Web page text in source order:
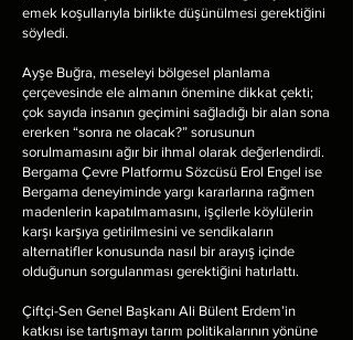
emek koşullarıyla birlikte düşünülmesi gerektiğini
söyledi.
Ayşe Buğra, meseleyi bölgesel planlama
çerçevesinde ele almanın önemine dikkat çekti;
çok sayıda insanın geçimini sağladığı bir alan sona
ererken “sonra ne olacak?” sorusunun
sorulmamasını ağır bir ihmal olarak değerlendirdi.
Bergama Çevre Platformu Sözcüsü Erol Engel ise
Bergama deneyiminde yargı kararlarına rağmen
madenlerin kapatılmamasını, işçilerle köylülerin
karşı karşıya getirilmesini ve sendikaların
alternatifler konusunda nasıl bir arayış içinde
olduğunun sorgulanması gerektiğini hatırlattı.
Çiftçi-Sen Genel Başkanı Ali Bülent Erdem’in
katkısı ise tartışmayı tarım politikalarının yönüne